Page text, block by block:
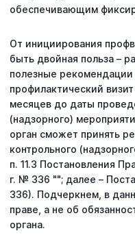
обеспечивающим
От инициирования
быть двойная польза –
полезные рекомендации
профилактический
месяцев до даты
(надзорного)
орган сможет принять
контрольного
п. 11.3 Постановления
г. № 336 ""; далее –
336). Подчеркнем, в
праве, а не об
органа.